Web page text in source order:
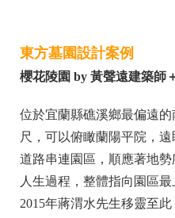
東方墓園設計案例
櫻花陵園 by 黃聲遠建築師
位於宜蘭縣礁溪鄉最偏遠
尺，可以俯瞰蘭陽平院，
道路串連園區，順應著地
人生過程，整體指向園區
2015年蔣渭水先生移靈至